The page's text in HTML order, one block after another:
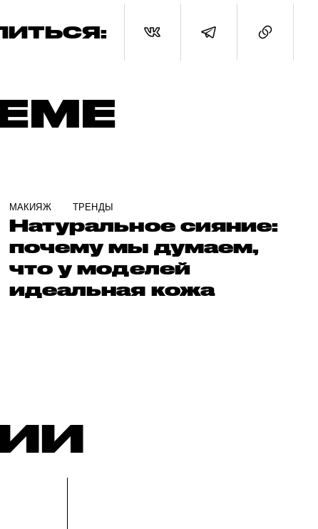
МАКИЯЖ ТРЕНДЫ
Натуральное сияние:
почему мы думаем,
что у моделей
идеальная кожа